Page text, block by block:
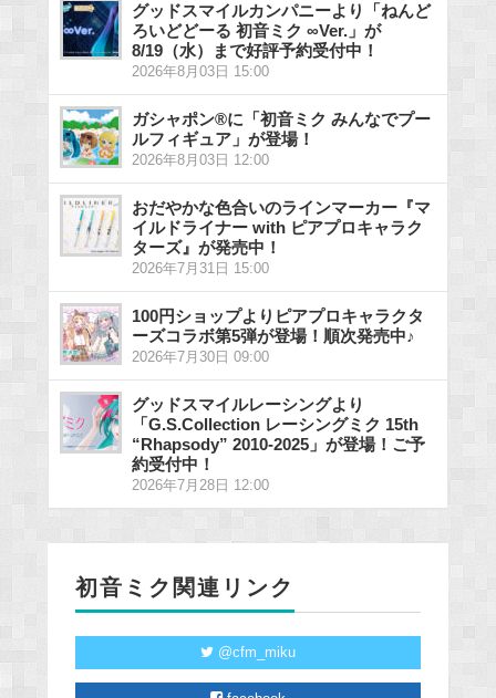
グッドスマイルカンパニーより「ねんど
ろいどどーる 初音ミク ∞Ver.」が
8/19（水）まで好評予約受付中！
2026年8月03日 15:00
ガシャポン®に「初音ミク みんなでプー
ルフィギュア」が登場！
2026年8月03日 12:00
おだやかな色合いのラインマーカー『マ
イルドライナー with ピアプロキャラク
ターズ』が発売中！
2026年7月31日 15:00
100円ショップよりピアプロキャラクタ
ーズコラボ第5弾が登場！順次発売中♪
2026年7月30日 09:00
グッドスマイルレーシングより
「G.S.Collection レーシングミク 15th
“Rhapsody” 2010-2025」が登場！ご予
約受付中！
2026年7月28日 12:00
初音ミク関連リンク
@cfm_miku